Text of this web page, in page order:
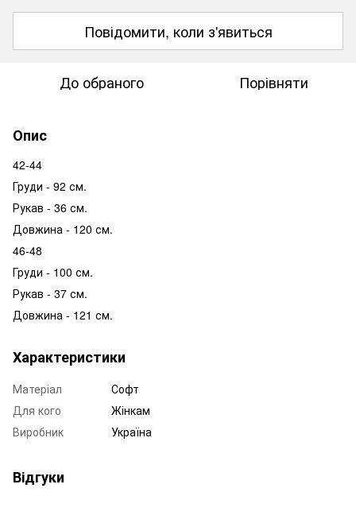
Повідомити, коли з'явиться
До обраного Порівняти
Опис
42-44
Груди - 92 см.
Рукав - 36 см.
Довжина - 120 см.
46-48
Груди - 100 см.
Рукав - 37 см.
Довжина - 121 см.
Характеристики
Матеріал
Софт
Для кого
Жінкам
Виробник
Україна
Відгуки